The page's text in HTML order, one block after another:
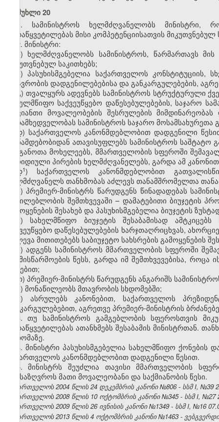
მუხლი 20
1. სამინისტროს ხელმძღვანელობს მინისტრი,
გადაწყვეტილებას მისი კომპეტენციისათვის მიკუთვნებულ
2. მინისტრი:
ა) ხელმძღვანელობს სამინისტროს, წარმართავს
მიკუთვნებულ საკითხებს;
ბ) პასუხისმგებელია საქართველოს კონსტიტუციის,
მთავრობის დადგენილებებისა და განკარგულებების,
გ) თვალყურს ადევნებს სამინისტროს სტრუქტურული
სახელმწიფო საქვეუწყებო დაწესებულებების,
თავიანთი მოვალეობების შესრულების
ზედამხედველობას სამინისტროს საჯარო მოსამსახურეთა
დ) საქართველოს კანონმდებლობით დადგენილი
თანამდებობიდან ათავისუფლებს სამინისტროს
ორგანოთა მოხელეებს, მმართველობის სფეროში
იურიდიული პირების ხელმძღვანელებს, გარდა ამ
დ​1) საქართველოს კანონმდებლობით
ხელმძღვანელს თანხმობას აძლევს თანამშრომელთა
ე) პრემიერ-მინისტრს წარუდგენს წინადადებას
აუცილებლობის შემთხვევაში – დამატებითი ბიუჯეტის
გამოყენების შესახებ და პასუხისმგებელია ბიუჯეტის
ვ) სახელმწიფო ბიუჯეტის შესაბამისად
საქვეუწყებო დაწესებულებების ხარჯთაღრიცხვას,
იძლევა მითითებებს საბიუჯეტო სახსრების გამოყენების
ზ) ადგენს სამინისტროს მმართველობის სფეროში
საქმისწარმოების წესს, გარდა იმ შემთხვევებისა,
აქტებით;
თ) პრემიერ-მინისტრს წარუდგენს ანგარიშს
ი) მონაწილეობს მთავრობის სხდომებში;
კ) ასრულებს კანონებით, საქართველოს
განკარგულებებით, აგრეთვე პრემიერ-მინისტრის
3. თუ სამინისტროს გამგებლობის სფეროსთვის
გადაწყვეტილებას ათანხმებს შესაბამის მინისტრთან.
სხდომაზე.
4. მინისტრი პასუხისმგებელია სახელმწიფო ქონების
საქართველოს კანონმდებლობით დადგენილი წესით.
5. მინისტრს შეუძლია თავისი მმართველობის
განსაზღვროს მათი მოვალეობანი და საქმიანობის წესი.
საქართველოს 2004 წლის 24 დეკემბრის კანონი №806 - სსმ I, №39
საქართველოს 2008 წლის 10 ოქტომბრის კანონი №345 - სსმ I, №27
საქართველოს 2009 წლის 26 ივნისის კანონი №1349 - სსმ I, №16
საქართველოს 2013 წლის 4 ოქტომბრის კანონი №1463 -